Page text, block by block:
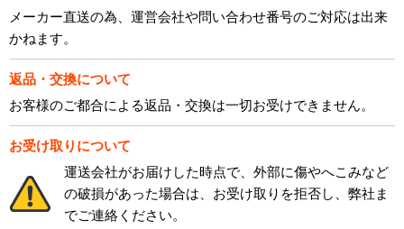
メーカー直送の為、運営会社や問い合わせ番号のご対応は出来
かねます。
返品・交換について
お客様のご都合による返品・交換は一切お受けできません。
お受け取りについて
運送会社がお届けした時点で、外部に傷やへこみなど
の破損があった場合は、お受け取りを拒否し、弊社ま
でご連絡ください。